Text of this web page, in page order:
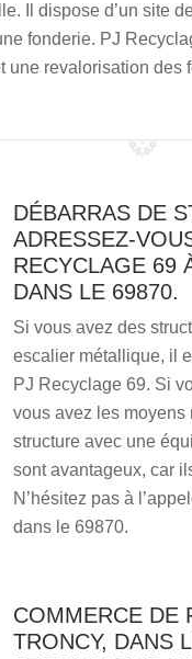
Il dispose d’un site
fonderie. PJ
une revalorisation
DÉBARRAS DE
ADRESSEZ-
RECYCLAGE 69
DANS LE 69870.
Si vous avez des
escalier métallique, il
PJ Recyclage 69. Si
vous avez les moyens
structure avec une
sont avantageux, car
N’hésitez pas à
dans le 69870.
COMMERCE DE
TRONCY, DANS